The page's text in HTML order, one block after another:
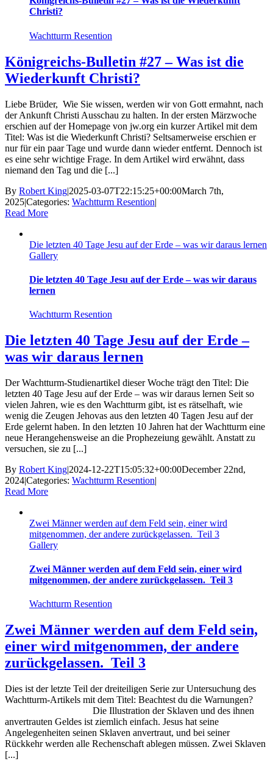
Christi?
Wachtturm Resention
Königreichs-Bulletin #27 – Was ist die
Wiederkunft Christi?
Liebe Brüder, Wie Sie wissen, werden wir von Gott ermahnt, nach
der Ankunft Christi Ausschau zu halten. In der ersten Märzwoche
erschien auf der Homepage von jw.org ein kurzer Artikel mit dem
Titel: Was ist die Wiederkunft Christi? Seltsamerweise erschien er
nur für ein paar Tage und wurde dann wieder entfernt. Dennoch ist
es eine sehr wichtige Frage. In dem Artikel wird erwähnt, dass
niemand den Tag und die [...]
By Robert King|2025-03-07T22:15:25+00:00March 7th,
2025|Categories: Wachtturm Resention|
Read More
Die letzten 40 Tage Jesu auf der Erde – was wir daraus lernen
Gallery
Die letzten 40 Tage Jesu auf der Erde – was wir daraus
lernen
Wachtturm Resention
Die letzten 40 Tage Jesu auf der Erde –
was wir daraus lernen
Der Wachtturm-Studienartikel dieser Woche trägt den Titel: Die
letzten 40 Tage Jesu auf der Erde – was wir daraus lernen Seit so
vielen Jahren, wie es den Wachtturm gibt, ist es rätselhaft, wie
wenig die Zeugen Jehovas aus den letzten 40 Tagen Jesu auf der
Erde gelernt haben. In den letzten 10 Jahren hat der Wachtturm eine
neue Herangehensweise an die Prophezeiung gewählt. Anstatt zu
versuchen, sie zu [...]
By Robert King|2024-12-22T15:05:32+00:00December 22nd,
2024|Categories: Wachtturm Resention|
Read More
Zwei Männer werden auf dem Feld sein, einer wird
mitgenommen, der andere zurückgelassen. Teil 3
Gallery
Zwei Männer werden auf dem Feld sein, einer wird
mitgenommen, der andere zurückgelassen. Teil 3
Wachtturm Resention
Zwei Männer werden auf dem Feld sein,
einer wird mitgenommen, der andere
zurückgelassen. Teil 3
Dies ist der letzte Teil der dreiteiligen Serie zur Untersuchung des
Wachtturm-Artikels mit dem Titel: Beachtest du die Warnungen?
Die Illustration der Sklaven und des ihnen
anvertrauten Geldes ist ziemlich einfach. Jesus hat seine
Angelegenheiten seinen Sklaven anvertraut, und bei seiner
Rückkehr werden alle Rechenschaft ablegen müssen. Zwei Sklaven
[...]